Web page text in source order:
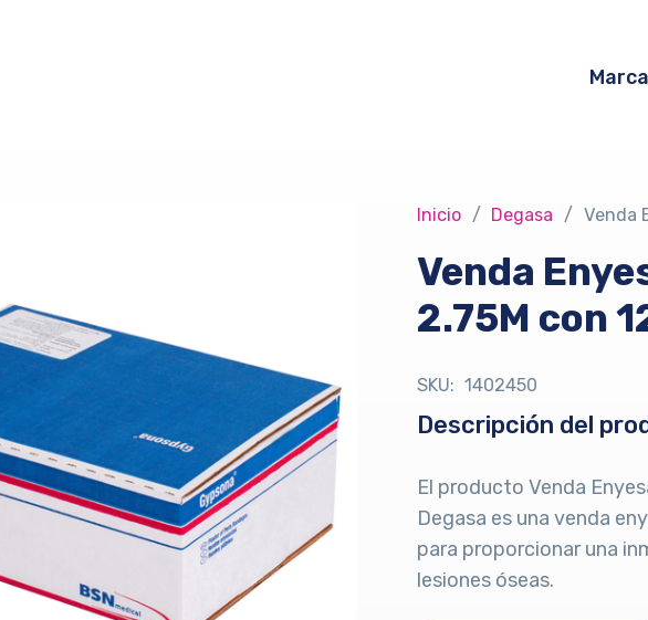
Inicio / Degasa / Venda
Venda
2.75M con
SKU: 1402450
Descripción del
El producto Venda
Degasa es una venda
para proporcionar una
lesiones óseas.